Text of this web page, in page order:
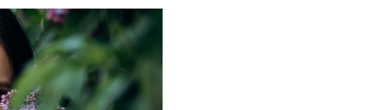
«весенние часы» - рассматриваем интересные ювелирные тренды сезона